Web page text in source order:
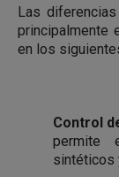
Las
principalmente
en los
Control
permite
sintéticos